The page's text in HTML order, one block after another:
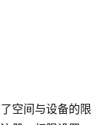
空间与设备的限